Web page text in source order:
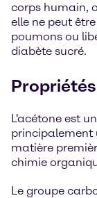
corps humain,
elle ne peut
poumons ou
diabète sucré.
L'acétone est
principalement
matière
chimie
Le groupe